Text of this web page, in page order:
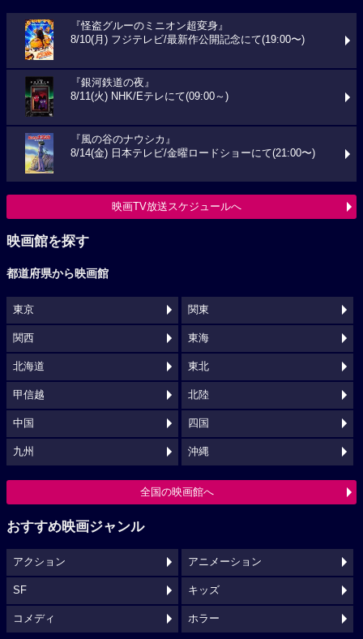
『怪盗グルーのミニオン超変身』
8/10(月) フジテレビ/最新作公開記念にて(19:00〜)
『銀河鉄道の夜』
8/11(火) NHK/Eテレにて(09:00～)
『風の谷のナウシカ』
8/14(金) 日本テレビ/金曜ロードショーにて(21:00〜)
映画TV放送スケジュールへ
映画館を探す
都道府県から映画館
東京 関東
関西 東海
北海道 東北
甲信越 北陸
中国 四国
九州 沖縄
全国の映画館へ
おすすめ映画ジャンル
アクション アニメーション
SF キッズ
コメディ ホラー